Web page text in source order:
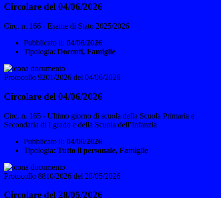
Circolare del 04/06/2026
Circ. n. 166 - Esame di Stato 2025/2026
Pubblicato il: 04/06/2026
Tipologia: Docenti, Famiglie
Protocollo 9201/2026 del 04/06/2026
Circolare del 04/06/2026
Circ. n. 165 - Ultimo giorno di scuola della Scuola Primaria e
Secondaria di I grado e della Scuola dell’Infanzia
Pubblicato il: 04/06/2026
Tipologia: Tutto il personale, Famiglie
Protocollo 8810/2026 del 28/05/2026
Circolare del 28/05/2026